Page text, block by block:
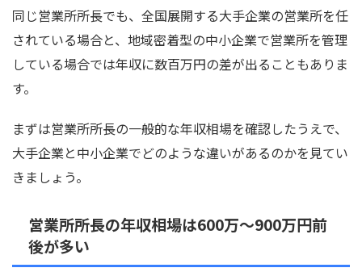
同じ営業所所長でも、全国展開する大手企業の営業所を任
されている場合と、地域密着型の中小企業で営業所を管理
している場合では年収に数百万円の差が出ることもありま
す。
まずは営業所所長の一般的な年収相場を確認したうえで、
大手企業と中小企業でどのような違いがあるのかを見てい
きましょう。
営業所所長の年収相場は600万〜900万円前
後が多い